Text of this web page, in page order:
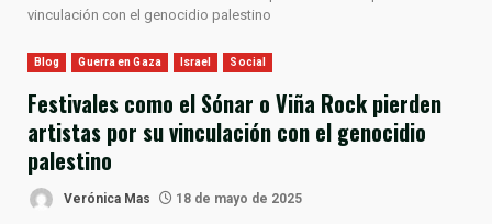
vinculación con el genocidio palestino
Blog Guerra en Gaza Israel Social
Festivales como el Sónar o Viña Rock pierden
artistas por su vinculación con el genocidio
palestino
Verónica Mas 18 de mayo de 2025